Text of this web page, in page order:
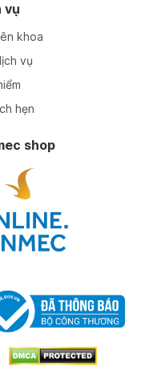
vụ
khoa
vụ
hẹn
shop